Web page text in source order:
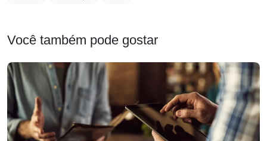
Você também pode gostar